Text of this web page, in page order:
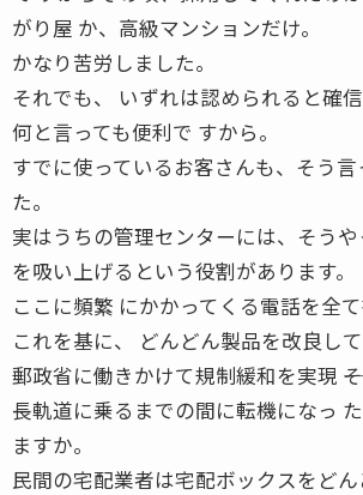
がり屋 か、高級マンションだけ。
かなり苦労しました。
それでも、 いずれは認められると確信
何と言っても便利で すから。
すでに使っているお客さんも、そう
た。
実はうちの管理センターには、そう
を吸い上げるという役割があります。
ここに頻繁 にかかってくる電話を全
これを基に、 どんどん製品を改良して
郵政省に働きかけて規制緩和を実現 ――
長軌道に乗るまでの間に転機になっ
ますか。
民間の宅配業者は宅配ボックスをどん